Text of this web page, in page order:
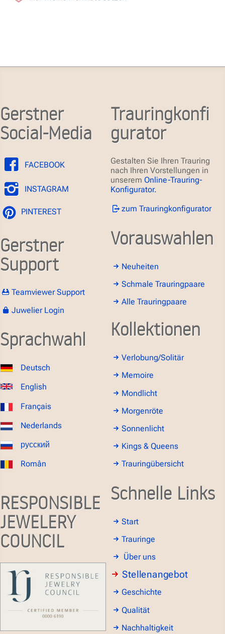
Gerstner
Social-Media
FACEBOOK
INSTAGRAM
PINTEREST
Gerstner
Support
Teamviewer Support
Juwelier Login
Sprachwahl
Deutsch
English
Français
Nederlands
русский
Român
RESPONSIBLE
JEWELERY
COUNCIL
Trauringkonfi
gurator
Gestalten Sie Ihren Trauring
nach Ihren Vorstellungen in
unserem Online-Trauring-
Konfigurator.
zum Trauringkonfigurator
Vorauswahlen
Neuheiten
Schmale Trauringpaare
Alle Trauringpaare
Kollektionen
Verlobung/Solitär
Memoire
Mondlicht
Morgenröte
Sonnenlicht
Kings & Queens
Trauringübersicht
Schnelle Links
Start
Trauringe
Über uns
Stellenangebot
Geschichte
Qualität
Nachhaltigkeit